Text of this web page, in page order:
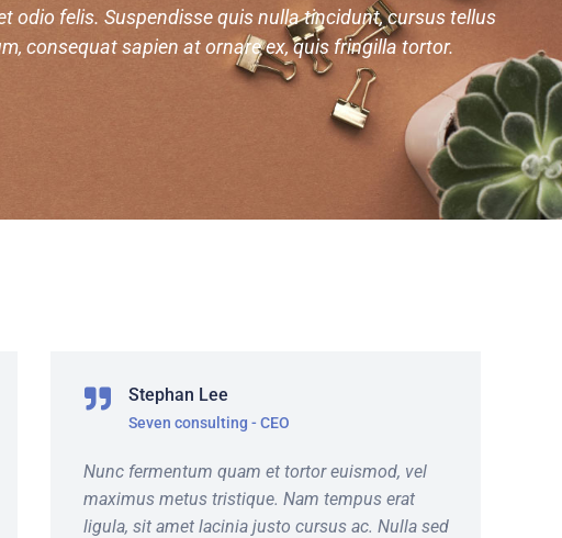
odio felis. Suspendisse quis nulla tincidunt, cursus tellus
consequat sapien at ornare ex, quis fringilla tortor.
Stephan Lee
Seven consulting - CEO
Nunc fermentum quam et tortor euismod, vel
maximus metus tristique. Nam tempus erat
ligula, sit amet lacinia justo cursus ac. Nulla sed